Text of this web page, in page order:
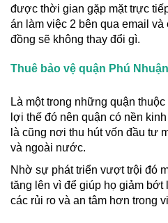
được thời gian gặp mặt trực
án làm việc 2 bên qua email
đồng sẽ không thay đổi gì.
Thuê bảo vệ quận Phú
Là một trong những quận
lợi thế đó nên quận có nền
là cũng nơi thu hút vốn đầu tư
và ngoài nước.
Nhờ sự phát triển vượt trội đó
tăng lên vì để giúp họ giảm bớt
các rủi ro và an tâm hơn trong